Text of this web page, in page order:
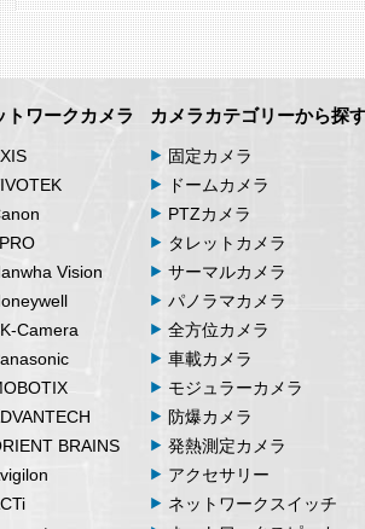
トワークカメラ
Vision
Camera
BRAINS
カメラカテゴリーから探
固定カメラ
ドームカメラ
PTZカメラ
タレットカメラ
サーマルカメラ
パノラマカメラ
全方位カメラ
車載カメラ
モジュラーカメラ
防爆カメラ
発熱測定カメラ
アクセサリー
ネットワークスイッチ